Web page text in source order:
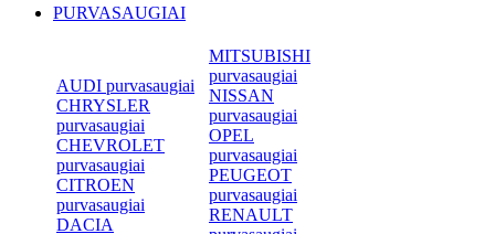
PURVASAUGIAI
AUDI purvasaugiai
CHRYSLER
purvasaugiai
CHEVROLET
purvasaugiai
CITROEN
purvasaugiai
DACIA
MITSUBISHI
purvasaugiai
NISSAN
purvasaugiai
OPEL
purvasaugiai
PEUGEOT
purvasaugiai
RENAULT